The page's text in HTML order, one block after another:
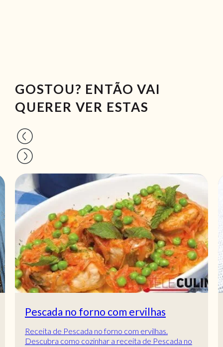
GOSTOU? ENTÃO VAI
QUERER VER ESTAS
Pescada no forno com ervilhas
Receita de Pescada no forno com ervilhas.
Descubra como cozinhar a receita de Pescada no